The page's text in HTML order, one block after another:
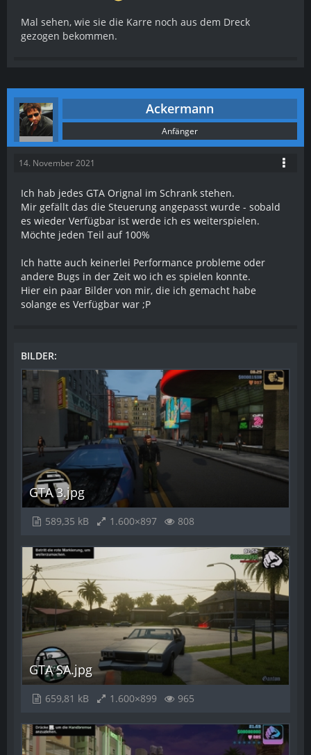
Mal sehen, wie sie die Karre noch aus dem Dreck
gezogen bekommen.
Ackermann
Anfänger
14. November 2021
Ich hab jedes GTA Orignal im Schrank stehen.
Mir gefällt das die Steuerung angepasst wurde - sobald
es wieder Verfügbar ist werde ich es weiterspielen.
Möchte jeden Teil auf 100%
Ich hatte auch keinerlei Performance probleme oder
andere Bugs in der Zeit wo ich es spielen konnte.
Hier ein paar Bilder von mir, die ich gemacht habe
solange es Verfügbar war ;P
BILDER
GTA 3.jpg
589,35 kB 1.600×897 808
GTA SA.jpg
659,81 kB 1.600×899 965